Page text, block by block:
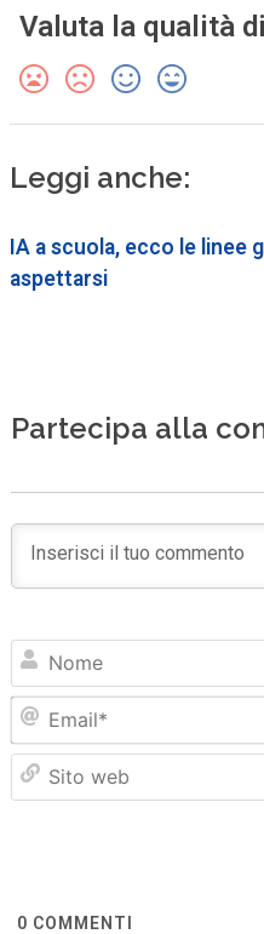
Valuta la qualità
Leggi anche:
IA a scuola, ecco le linee
aspettarsi
Partecipa alla
0 COMMENTI